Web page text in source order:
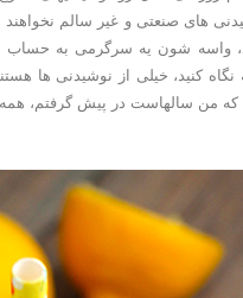
های صنعتی و غیر سالم
واسه شون یه سرگرمی به حساب
نگاه کنید، خیلی از نوشیدنی ها
که من سالهاست در پیش گرفتم،